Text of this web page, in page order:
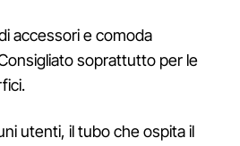
accessori e comoda
soprattutto per le
utenti, il tubo che ospita il